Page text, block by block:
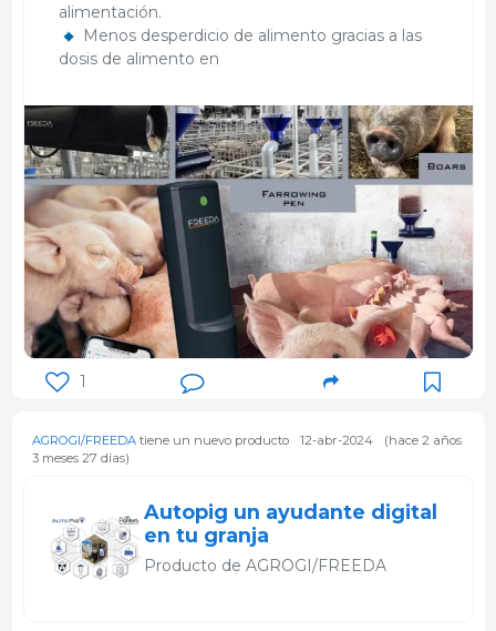
alimentación.
Menos desperdicio de alimento gracias a las
dosis de alimento en
1
AGROGI/FREEDAtiene un nuevo producto 12-abr-2024
(hace 2 años
3 meses 27 días)
Autopig un ayudante digital
en tu granja
Producto de AGROGI/FREEDA